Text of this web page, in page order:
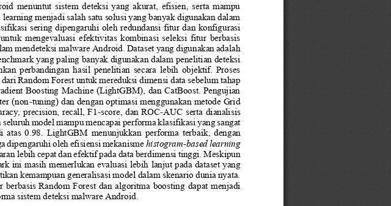
menuntut  sistem  deteksi  yang  akurat,  efisien,  serta  mampu
menjadi salah satu solusi yang banyak digunakan dalam
sering dipengaruhi oleh redundansi fitur dan konfigurasi
mengevaluasi  efektivitas  kombinasi  seleksi  fitur  berbasis
mendeteksi malware Android. Dataset yang digunakan adalah
yang paling banyak digunakan dalam penelitian deteksi
perbandingan  hasil  penelitian  secara  lebih  objektif.  Proses
dari Random Forest untuk mereduksi dimensi data sebelum tahap
Boosting Machine (LightGBM), dan CatBoost. Pengujian
(non-tuning) dan dengan optimasi menggunakan metode Grid
precision, recall, F1-score, dan ROC-AUC serta dianalisis
model mampu mencapai performa klasifikasi yang sangat
atas  0.98.
LightGBM  menunjukkan  performa  terbaik,  dengan
dipengaruhi oleh efisiensi mekanisme histogram-based learning
lebih cepat dan efektif pada data berdimensi tinggi. Meskipun
ini masih memerlukan evaluasi lebih lanjut pada dataset yang
kemampuan generalisasi model dalam skenario dunia nyata.
Random Forest dan  algoritma  boosting dapat  menjadi
sistem deteksi malware Android.